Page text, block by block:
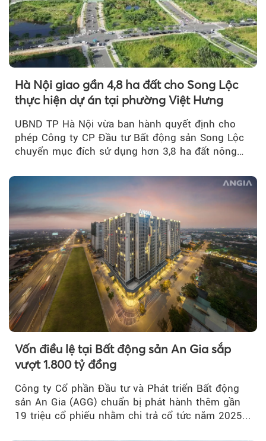
Hà Nội giao gần 4,8 ha đất cho Song Lộc
thực hiện dự án tại phường Việt Hưng
UBND TP Hà Nội vừa ban hành quyết định cho
phép Công ty CP Đầu tư Bất động sản Song Lộc
chuyển mục đích sử dụng hơn 3,8 ha đất nông
Vốn điều lệ tại Bất động sản An Gia sắp
vượt 1.800 tỷ đồng
Công ty Cổ phần Đầu tư và Phát triển Bất động
sản An Gia (AGG) chuẩn bị phát hành thêm gần
19 triệu cổ phiếu nhằm chi trả cổ tức năm 2025...